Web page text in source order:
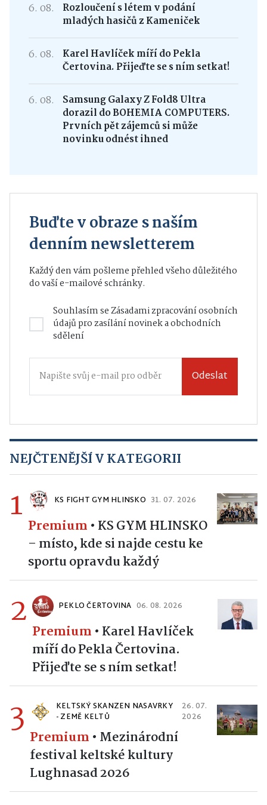
6. 08.
Rozloučení s létem v podání
mladých hasičů z Kameniček
6. 08.
Karel Havlíček míří do Pekla
Čertovina. Přijeďte se s ním setkat!
6. 08.
Samsung Galaxy Z Fold8 Ultra
dorazil do BOHEMIA COMPUTERS.
Prvních pět zájemců si může
novinku odnést ihned
Buďte v obraze s naším
denním newsletterem
Každý den vám pošleme přehled všeho důležitého
do vaší e-mailové schránky.
Souhlasím seZásadami zpracování osobních
údajůpro zasílání novinek a obchodních
sdělení
Odeslat
NEJČTENĚJŠÍ V KATEGORII
1 KS FIGHT GYM HLINSKO 31. 07. 2026
Premium • KS GYM HLINSKO
– místo, kde si najde cestu ke
sportu opravdu každý
2 PEKLO ČERTOVINA 06. 08. 2026
Premium • Karel Havlíček
míří do Pekla Čertovina.
Přijeďte se s ním setkat!
3
KELTSKÝ SKANZEN NASAVRKY
- ZEMĚ KELTŮ
26. 07.
2026
Premium • Mezinárodní
festival keltské kultury
Lughnasad 2026